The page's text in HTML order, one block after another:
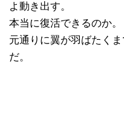
よ動き出す。
本当に復活できるのか。
元通りに翼が羽ばたく
だ。